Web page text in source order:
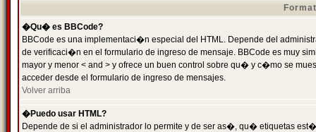
�Qu� es BBCode?
BBCode es una implementaci�n especial del HTML. Depende del
de verificaci�n en el formulario de ingreso de mensaje. BBCode es muy
mayor y menor < and > y ofrece un buen control sobre qu� y c�mo se
acceder desde el formulario de ingreso de mensajes.
Volver arriba
�Puedo usar HTML?
Depende de si el administrador lo permite y de ser as�, qu� etiquetas